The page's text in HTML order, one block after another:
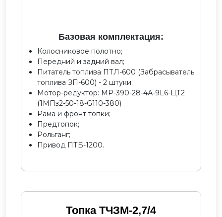
Базовая комплектация:
Колосниковое полотно;
Передний и задний вал;
Питатель топлива ПТЛ-600 (Забрасыватель
топлива ЗП-600) - 2 штуки;
Мотор-редуктор: МР-390-28-4А-9L6-ЦТ2
(1МПз2-50-18-G110-380)
Рама и фронт топки;
Предтопок;
Рольганг;
Привод ПТБ-1200.
Топка ТЧЗМ-2,7/4